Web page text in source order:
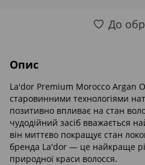
До
Опис
La'dor Premium Morocco Argan
старовинними технологіями
позитивно впливає на стан
чудодійний засіб вважається
він миттєво покращує стан
бренда La'dor — це найкраще
природної краси волосся.